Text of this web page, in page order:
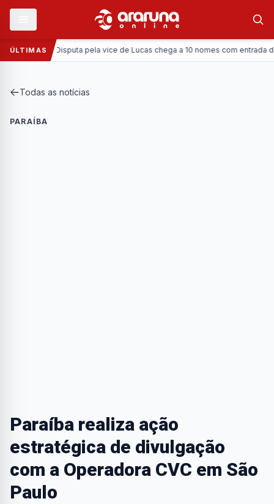
ÚLTIMAS
Política:Disputa pela vice de Lucas chega a 10 nomes com entrada da
Todas as notícias
PARAÍBA
Paraíba realiza ação
estratégica de divulgação
com a Operadora CVC em São
Paulo